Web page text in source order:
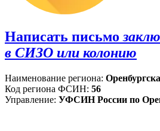
Написать письмо
в СИЗО или колонию
Наименование региона:
Код региона ФСИН: 56
Управление: УФСИН России по